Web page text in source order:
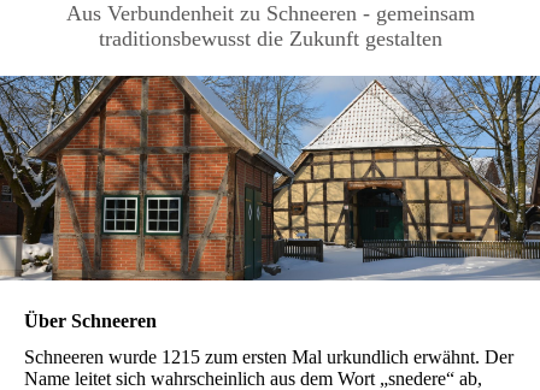
Aus Verbundenheit zu Schneeren - gemeinsam
traditionsbewusst die Zukunft gestalten
Über Schneeren
Schneeren wurde 1215 zum ersten Mal urkundlich erwähnt. Der
Name leitet sich wahrscheinlich aus dem Wort „snedere“ ab,